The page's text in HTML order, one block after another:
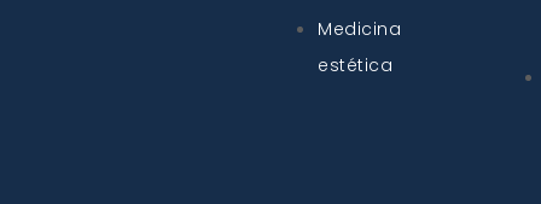
Medicina
estética